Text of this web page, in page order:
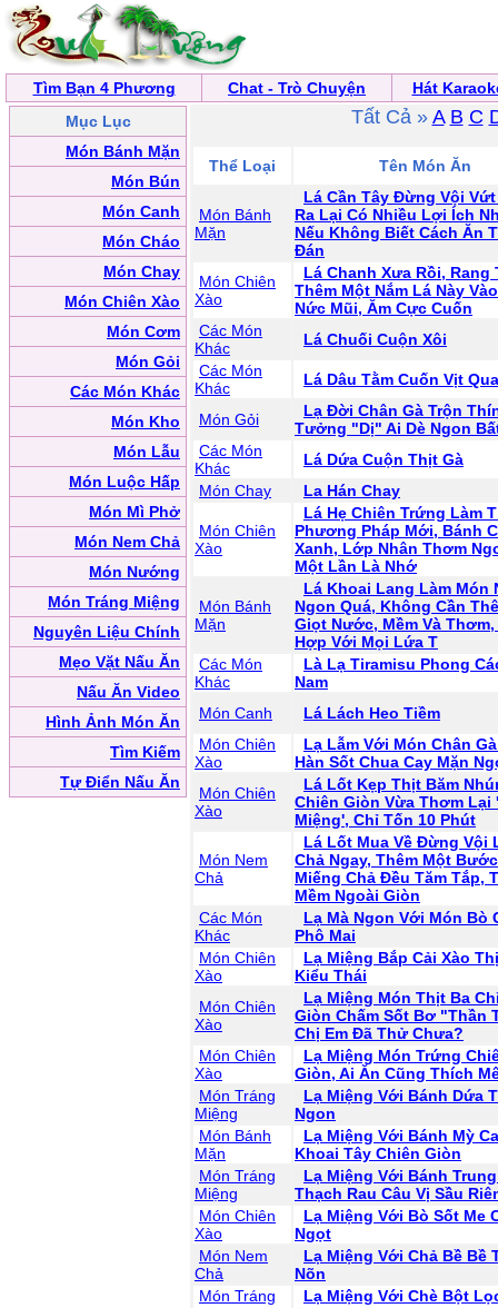
Tìm Bạn 4 Phương Chat - Trò Chuyện
Hát
Mục Lục
Món Bánh Mặn
Món Bún
Món Canh
Món Cháo
Món Chay
Món Chiên Xào
Món Cơm
Món Gỏi
Các Món Khác
Món Kho
Món Lẫu
Món Luộc Hấp
Món Mì Phở
Món Nem Chả
Món Nướng
Món Tráng Miệng
Nguyên Liệu Chính
Mẹo Vặt Nấu Ăn
Nấu Ăn Video
Hình Ảnh Món Ăn
Tìm Kiếm
Tự Điển Nấu Ăn
Tất Cả » A B C
Thể Loại Tên Món Ăn
Món Bánh
Mặn
Lá Cần Tây Đừng Vội
Ra Lại Có Nhiều Lợi Ích
Nếu Không Biết Cách Ăn
Đán
Món Chiên
Xào
Lá Chanh Xưa Rồi, Rang
Thêm Một Nắm Lá Này
Nức Mũi, Ăm Cực Cuốn
Các Món
Khác
Lá Chuối Cuộn Xôi
Các Món
Khác
Lá Dâu Tằm Cuốn Vịt
Món Gỏi
Lạ Đời Chân Gà Trộn
Tưởng "Dị" Ai Dè Ngon
Các Món
Khác
Lá Dứa Cuộn Thịt Gà
Món Chay
La Hán Chay
Món Chiên
Xào
Lá Hẹ Chiên Trứng Làm
Phương Pháp Mới, Bánh
Xanh, Lớp Nhân Thơm
Một Lần Là Nhớ
Món Bánh
Mặn
Lá Khoai Lang Làm Món
Ngon Quá, Không Cần
Giọt Nước, Mềm Và Thơm,
Hợp Với Mọi Lứa T
Các Món
Khác
Là Lạ Tiramisu Phong
Nam
Món Canh
Lá Lách Heo Tiềm
Món Chiên
Xào
Lạ Lẫm Với Món Chân
Hàn Sốt Chua Cay Mặn
Món Chiên
Xào
Lá Lốt Kẹp Thịt Băm
Chiên Giòn Vừa Thơm Lại
Miệng', Chỉ Tốn 10 Phút
Món Nem
Chả
Lá Lốt Mua Về Đừng Vội
Chả Ngay, Thêm Một
Miếng Chả Đều Tăm Tắp,
Mềm Ngoài Giòn
Các Món
Khác
Lạ Mà Ngon Với Món Bò
Phô Mai
Món Chiên
Xào
Lạ Miệng Bắp Cải Xào
Kiểu Thái
Món Chiên
Xào
Lạ Miệng Món Thịt Ba
Giòn Chấm Sốt Bơ "Thần
Chị Em Đã Thử Chưa?
Món Chiên
Xào
Lạ Miệng Món Trứng
Giòn, Ai Ăn Cũng Thích
Món Tráng
Miệng
Lạ Miệng Với Bánh Dứa
Ngon
Món Bánh
Mặn
Lạ Miệng Với Bánh Mỳ
Khoai Tây Chiên Giòn
Món Tráng
Miệng
Lạ Miệng Với Bánh
Thạch Rau Câu Vị Sầu
Món Chiên
Xào
Lạ Miệng Với Bò Sốt Me
Ngọt
Món Nem
Chả
Lạ Miệng Với Chả Bề Bề
Nõn
Món Tráng
Lạ Miệng Với Chè Bột